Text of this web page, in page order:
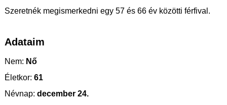
Szeretnék megismerkedni egy 57 és 66 év közötti férfival.
Adataim
Nem: Nő
Életkor: 61
Névnap: december 24.